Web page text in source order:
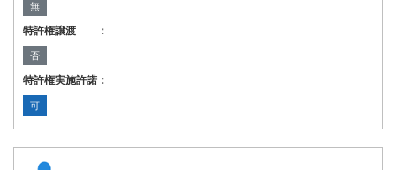
無
特許権譲渡 ：
否
特許権実施許諾：
可